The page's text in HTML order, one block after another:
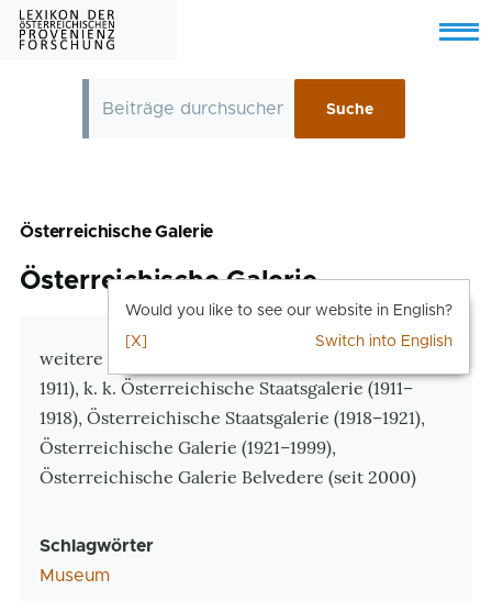
Skip to main content
Menu
Österreichische Galerie
Österreichische Galerie
Zusatzinformationen
weitere Bezeichnungen: Moderne Galerie (1903–
1911), k. k. Österreichische Staatsgalerie (1911–
1918), Österreichische Staatsgalerie (1918–1921),
Österreichische Galerie (1921–1999),
Österreichische Galerie Belvedere (seit 2000)
Schlagwörter
Museum
Would you like to see our website in English?
Switch into English
[X]